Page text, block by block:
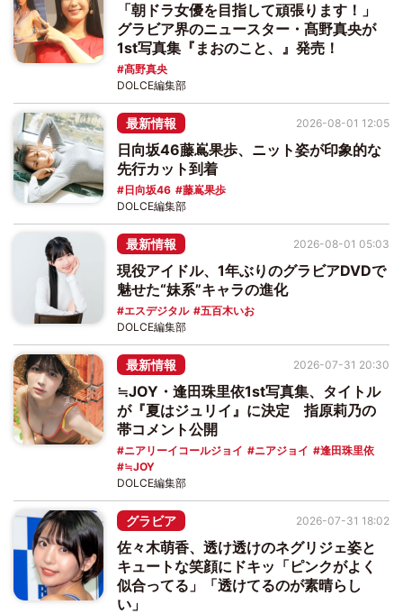
「朝ドラ女優を目指して頑張ります！」
グラビア界のニュースター・髙野真央が
1st写真集『まおのこと、』発売！
髙野真央
DOLCE編集部
最新情報
日向坂46藤嶌果歩、ニット姿が印象的な
先行カット到着
日向坂46 藤嶌果歩
2026-08-01 12:05
DOLCE編集部
最新情報
現役アイドル、1年ぶりのグラビアDVDで
魅せた“妹系”キャラの進化
エスデジタル 五百木いお
2026-08-01 05:03
DOLCE編集部
最新情報
≒JOY・逢田珠里依1st写真集、タイトル
が『夏はジュリイ』に決定 指原莉乃の
帯コメント公開
ニアリーイコールジョイ ニアジョイ
逢田珠里依
≒JOY
2026-07-31 20:30
DOLCE編集部
グラビア
佐々木萌香、透け透けのネグリジェ姿と
キュートな笑顔にドキッ「ピンクがよく
似合ってる」「透けてるのが素晴らし
い」
2026-07-31 18:02